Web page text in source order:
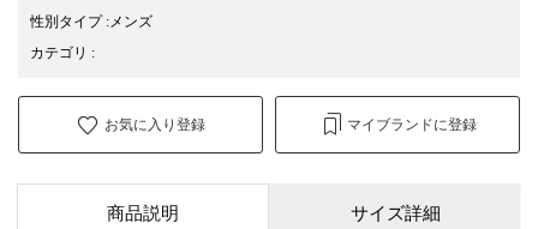
性別タイプ: メンズ
カテゴリ :
お気に入り登録 マイブランドに登録
商品説明 サイズ詳細